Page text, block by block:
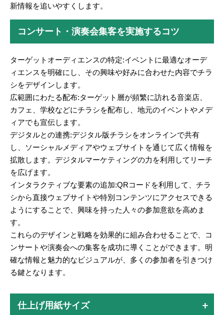
新情報を追いやすくします。
コンサート・演奏会集客を実施するコツ
ターゲットオーディエンスの特定:イベントに最適なオーデ
ィエンスを明確にし、その興味や好みに合わせた内容でチラ
シをデザインします。
広範囲にわたる配布:ターゲット層が頻繁に訪れる音楽店、
カフェ、学校などにチラシを配布し、地元のイベントやメデ
ィアでも宣伝します。
デジタルとの連携:デジタル版チラシをオンラインで共有
し、ソーシャルメディアやウェブサイトを通じて広く情報を
拡散します。デジタルマーケティングの力を利用してリーチ
を広げます。
インタラクティブな要素の追加:QRコードを利用して、チラ
シから直接ウェブサイトや特別コンテンツにアクセスできる
ようにすることで、興味を持った人々の参加意欲を高めま
す。
これらのデザインと戦略を効果的に組み合わせることで、コ
ンサートや演奏会への集客を成功に導くことができます。明
確な情報と魅力的なビジュアルが、多くの参加者を引きつけ
る鍵となります。
仕上げ用紙サイズ